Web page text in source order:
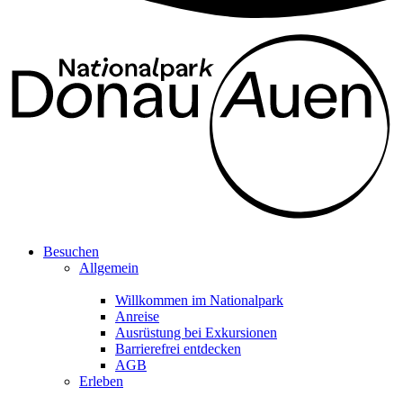
Besuchen
Allgemein
Willkommen im Nationalpark
Anreise
Ausrüstung bei Exkursionen
Barrierefrei entdecken
AGB
Erleben